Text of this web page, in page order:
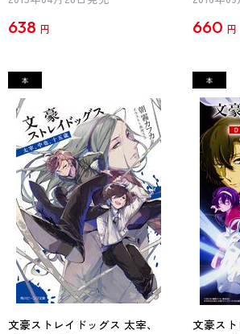
638 円 660 円
文豪ストレイドッグス 太宰、
文豪スト